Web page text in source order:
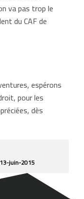
va pas trop le
du CAF de
espérons
pour les
dès
juin-2015